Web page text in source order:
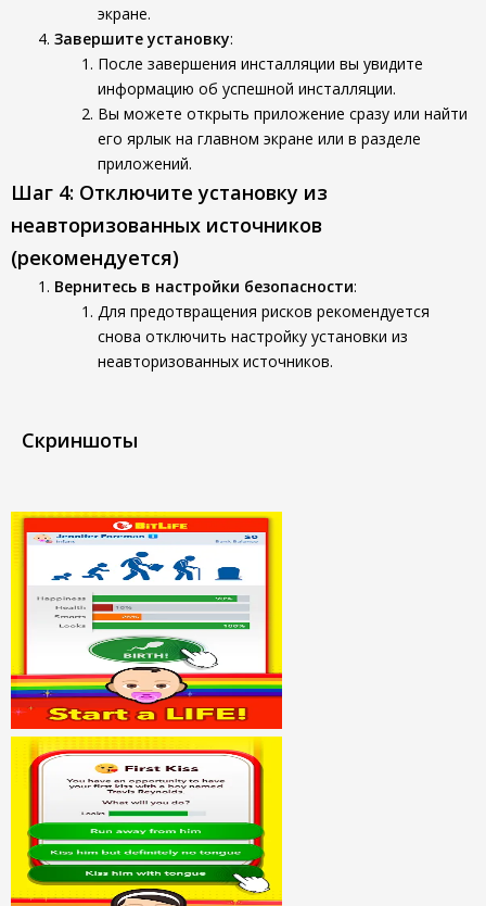
экране.
Завершите установку:
После завершения инсталляции вы увидите
информацию об успешной инсталляции.
Вы можете открыть приложение сразу или найти
его ярлык на главном экране или в разделе
приложений.
Шаг 4: Отключите установку из
неавторизованных источников
(рекомендуется)
Вернитесь в настройки безопасности:
Для предотвращения рисков рекомендуется
снова отключить настройку установки из
неавторизованных источников.
Скриншоты